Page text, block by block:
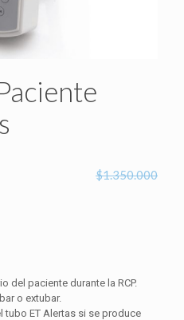
$1.350.000
del paciente durante la RCP.
o extubar.
ET Alertas si se produce